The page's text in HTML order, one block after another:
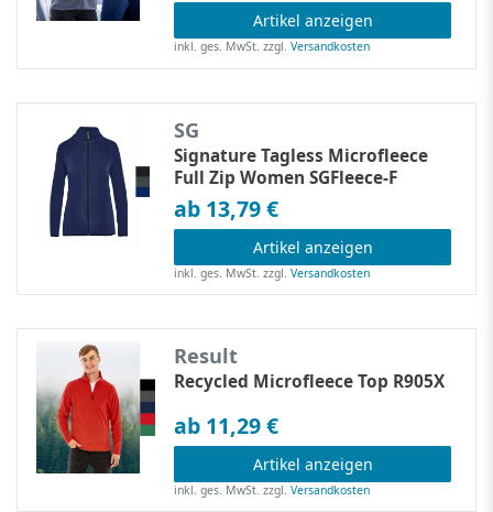
Artikel anzeigen
inkl. ges. MwSt. zzgl.Versandkosten
SG
Signature Tagless Microfleece
Full Zip Women SGFleece-F
ab 13,79 €
Artikel anzeigen
inkl. ges. MwSt. zzgl.Versandkosten
Result
Recycled Microfleece Top R905X
ab 11,29 €
Artikel anzeigen
inkl. ges. MwSt. zzgl.Versandkosten